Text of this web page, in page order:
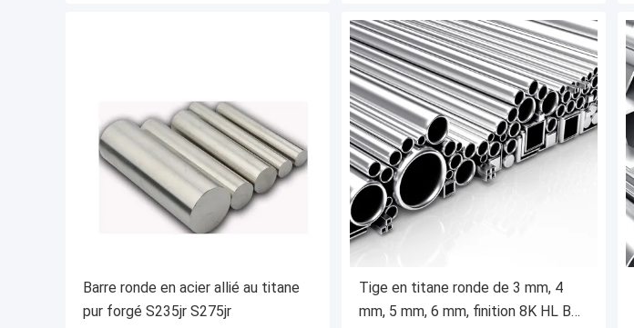
Barre ronde en acier allié au titane
pur forgé S235jr S275jr
Tige en titane ronde de 3 mm, 4
mm, 5 mm, 6 mm, finition 8K HL BA